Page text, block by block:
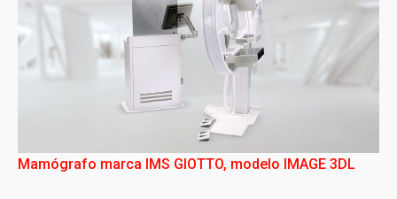
Mamógrafo marca IMS GIOTTO, modelo IMAGE 3DL